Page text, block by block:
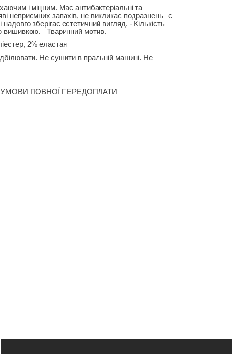
і міцним. Має антибактеріальні та
неприємних запахів, не викликає подразнень і є
зберігає естетичний вигляд. - Кількість
вишивкою. - Тваринний мотив.
2% еластан
Не сушити в пральній машині. Не
ПОВНОЇ ПЕРЕДОПЛАТИ